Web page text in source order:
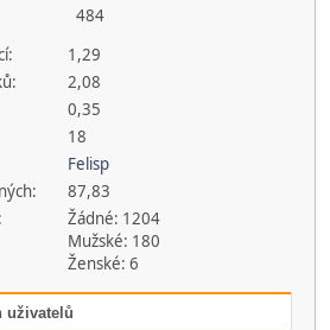
484
1,29
2,08
0,35
18
Felisp
87,83
Žádné: 1204
Mužské: 180
Ženské: 6
uživatelů